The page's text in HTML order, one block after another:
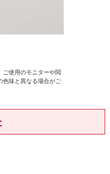
使用のモニターや閲
色味と異なる場合がご